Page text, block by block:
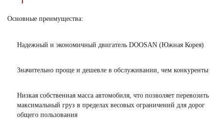
Основные преимущества:
Надежный и экономичный двигатель DOOSAN (Южная Корея)
Значительно проще и дешевле в обслуживании, чем конкуренты
Низкая собственная масса автомобиля, что позволяет перевозить
максимальный груз в пределах весовых ограничений для дорог
общего пользования